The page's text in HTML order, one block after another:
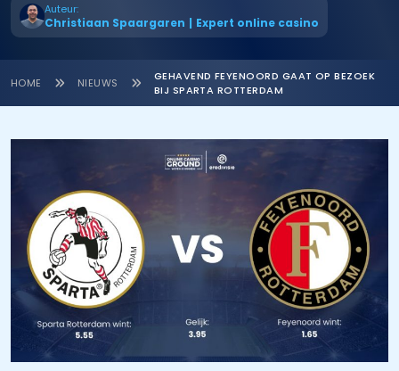
Auteur:
Christiaan Spaargaren | Expert online casino
HOME NIEUWS
GEHAVEND FEYENOORD GAAT OP BEZOEK
BIJ SPARTA ROTTERDAM